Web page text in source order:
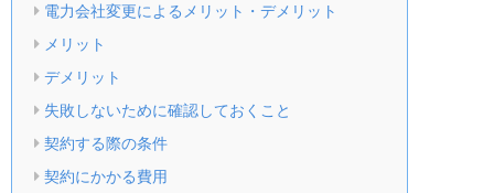
電力会社変更によるメリット・デメリット
メリット
デメリット
失敗しないために確認しておくこと
契約する際の条件
契約にかかる費用